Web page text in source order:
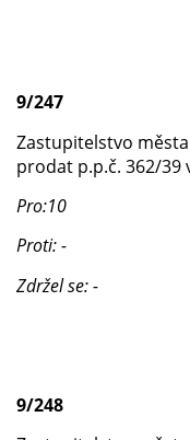
9/247
Zastupitelstvo
prodat p.p.č. 362/39
Pro:10
Proti: -
Zdržel se: -
9/248